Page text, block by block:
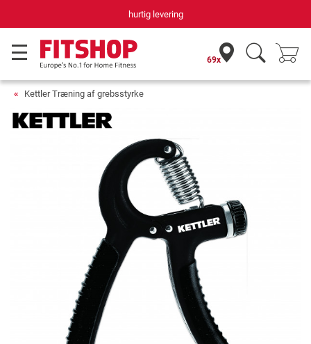
hurtig levering
69x
Kettler Træning af grebsstyrke